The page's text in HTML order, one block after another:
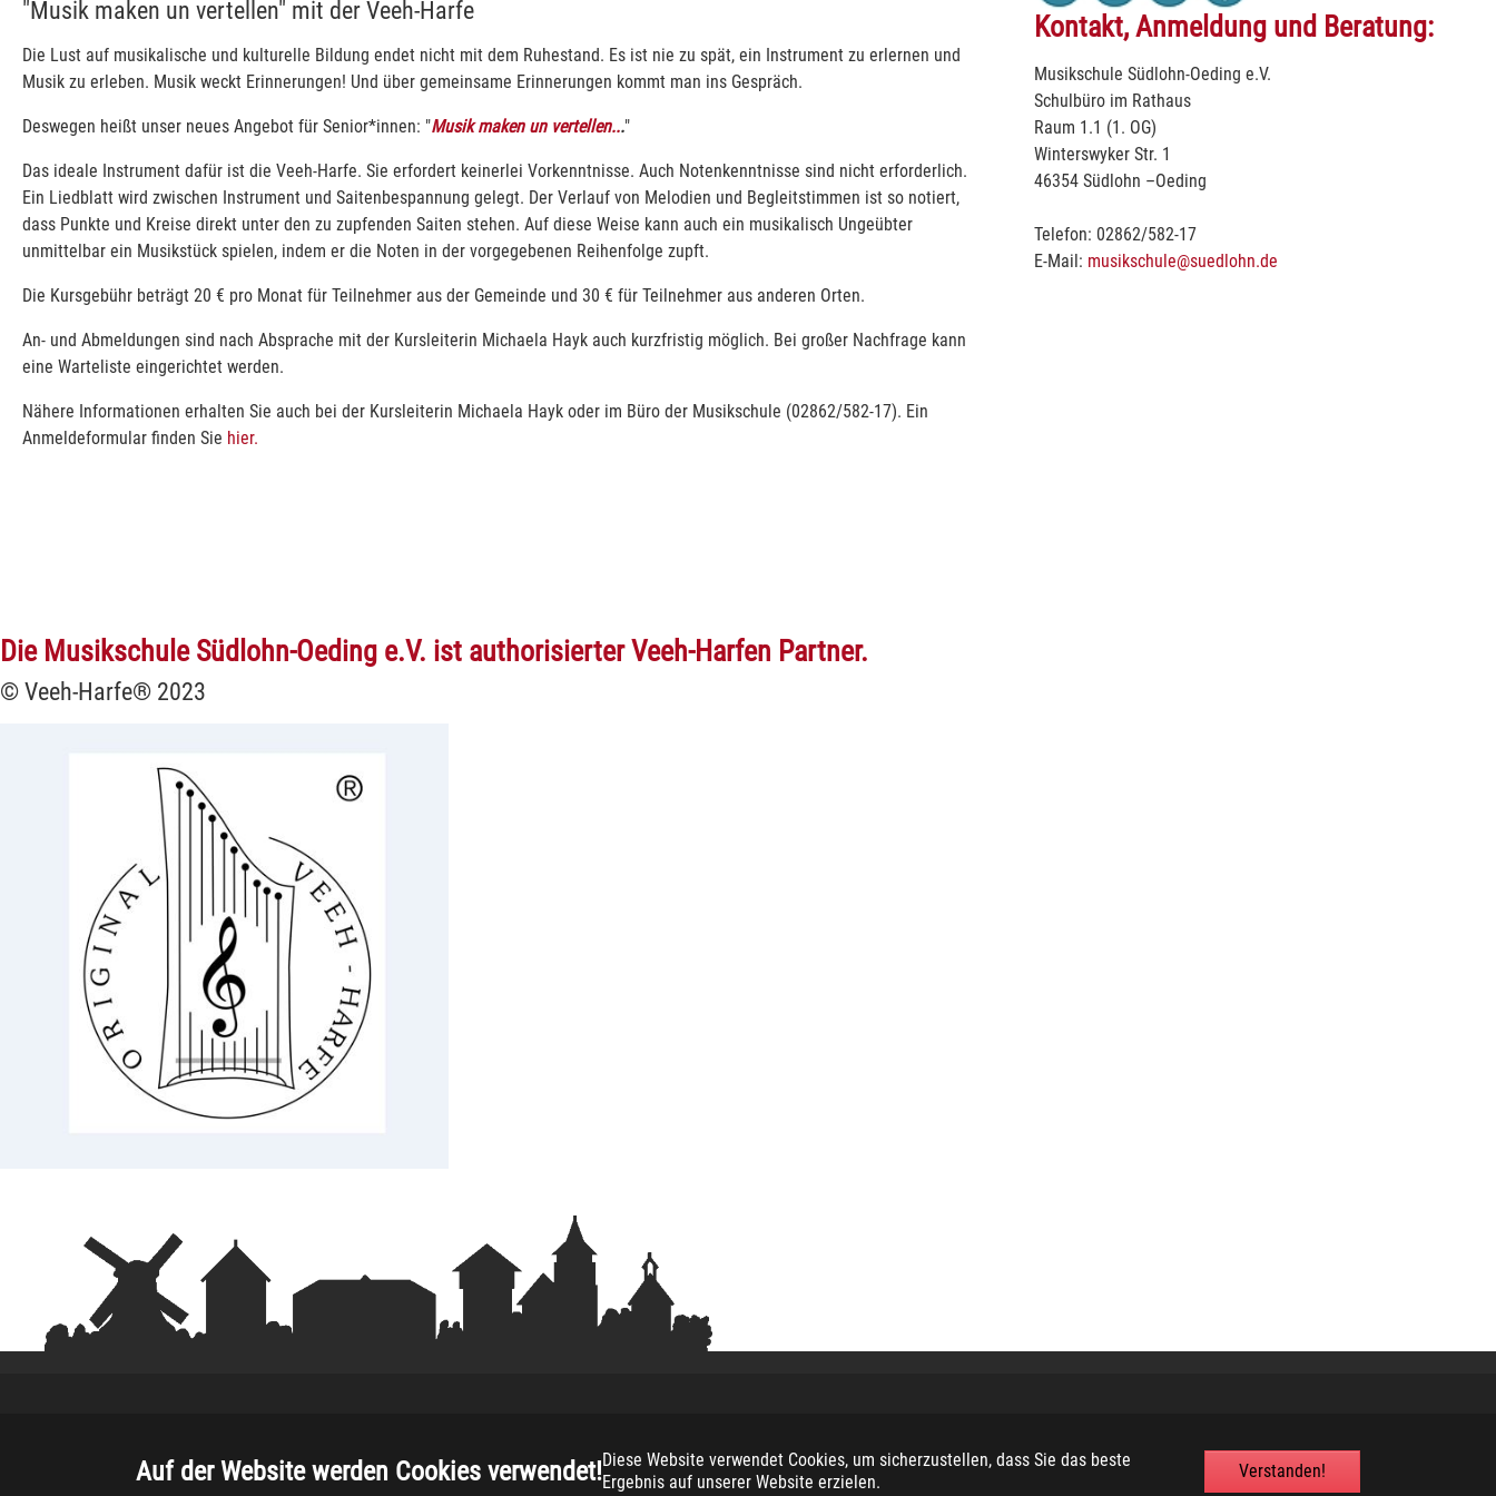
Auf der Website werden Cookies verwendet!Diese Website verwendet Cookies, um sicherzustellen, dass Sie das beste
Ergebnis auf unserer Website erzielen.
Verstanden!
"Musik maken un vertellen" mit der Veeh-Harfe
Die Lust auf musikalische und kulturelle Bildung endet nicht mit dem Ruhestand. Es ist nie zu spät, ein Instrument zu erlernen und
Musik zu erleben. Musik weckt Erinnerungen! Und über gemeinsame Erinnerungen kommt man ins Gespräch.
Deswegen heißt unser neues Angebot für Senior*innen: "Musik maken un vertellen..."
Das ideale Instrument dafür ist die Veeh-Harfe. Sie erfordert keinerlei Vorkenntnisse. Auch Notenkenntnisse sind nicht erforderlich.
Ein Liedblatt wird zwischen Instrument und Saitenbespannung gelegt. Der Verlauf von Melodien und Begleitstimmen ist so notiert,
dass Punkte und Kreise direkt unter den zu zupfenden Saiten stehen. Auf diese Weise kann auch ein musikalisch Ungeübter
unmittelbar ein Musikstück spielen, indem er die Noten in der vorgegebenen Reihenfolge zupft.
Die Kursgebühr beträgt 20 € pro Monat für Teilnehmer aus der Gemeinde und 30 € für Teilnehmer aus anderen Orten.
An- und Abmeldungen sind nach Absprache mit der Kursleiterin Michaela Hayk auch kurzfristig möglich. Bei großer Nachfrage kann
eine Warteliste eingerichtet werden.
Nähere Informationen erhalten Sie auch bei der Kursleiterin Michaela Hayk oder im Büro der Musikschule (02862/582-17). Ein
Anmeldeformular finden Sie hier.
Kontakt, Anmeldung und Beratung:
Musikschule Südlohn-Oeding e.V.
Schulbüro im Rathaus
Raum 1.1 (1. OG)
Winterswyker Str. 1
46354 Südlohn –Oeding
Telefon: 02862/582-17
E-Mail: musikschule@suedlohn.de
Die Musikschule Südlohn-Oeding e.V. ist authorisierter Veeh-Harfen Partner.
© Veeh-Harfe® 2023
Copyright 2026 -Musikschule Suedlohn-Oeding